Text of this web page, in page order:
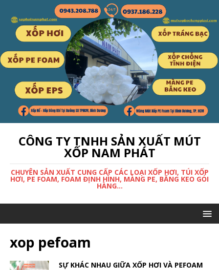
CÔNG TY TNHH SẢN XUẤT MÚT
XỐP NAM PHÁT
CHUYÊN SẢN XUẤT CUNG CẤP CÁC LOẠI XỐP HƠI, TÚI XỐP
HƠI, PE FOAM, FOAM ĐỊNH HÌNH, MÀNG PE, BĂNG KEO GÓI
HÀNG...
xop pefoam
SỰ KHÁC NHAU GIỮA XỐP HƠI VÀ PEFOAM